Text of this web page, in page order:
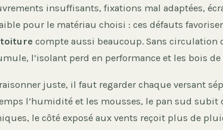
insuffisants, fixations mal adaptées,
pour le matériau choisi : ces défauts
compte aussi beaucoup. Sans circulation
l’isolant perd en performance et les bois
juste, il faut regarder chaque versant
l’humidité et les mousses, le pan sud subit
le côté exposé aux vents reçoit plus de